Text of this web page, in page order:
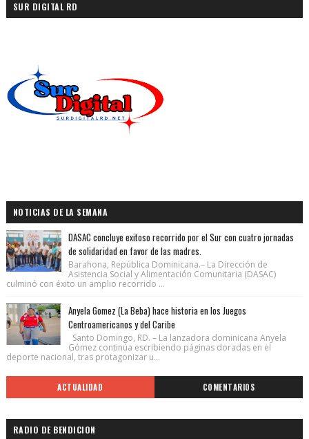
SUR DIGITAL RD
NOTICIAS DE LA SEMANA
DASAC concluye exitoso recorrido por el Sur con cuatro jornadas
de solidaridad en favor de las madres.
Barahona, República Dominicana.– La Dirección de
Asistencia Social y Alimentación Comunitaria (DASAC)
culminó con éxito un amplio recorrido ...
Anyela Gomez (La Beba) hace historia en los Juegos
Centroamericanos y del Caribe
Santo Domingo, RD. – La lanzadora dominicana Anyela
Gómez continúa escribiendo páginas doradas en el
deporte nacional, tras protagonizar u...
ACTUALIDAD COMENTARIOS
RADIO DE BENDICION